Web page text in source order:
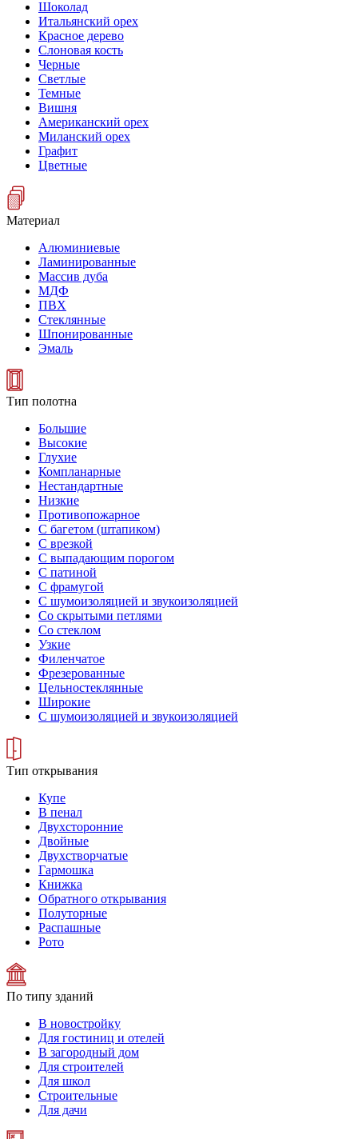
Шоколад
Итальянский орех
Красное дерево
Слоновая кость
Черные
Светлые
Темные
Вишня
Американский орех
Миланский орех
Графит
Цветные
Материал
Алюминиевые
Ламинированные
Массив дуба
МДФ
ПВХ
Стеклянные
Шпонированные
Эмаль
Тип полотна
Большие
Высокие
Глухие
Компланарные
Нестандартные
Низкие
Противопожарное
С багетом (штапиком)
С врезкой
С выпадающим порогом
С патиной
С фрамугой
С шумоизоляцией и звукоизоляцией
Со скрытыми петлями
Со стеклом
Узкие
Филенчатое
Фрезерованные
Цельностеклянные
Широкие
С шумоизоляцией и звукоизоляцией
Тип открывания
Купе
В пенал
Двухсторонние
Двойные
Двухстворчатые
Гармошка
Книжка
Обратного открывания
Полуторные
Распашные
Рото
По типу зданий
В новостройку
Для гостиниц и отелей
В загородный дом
Для строителей
Для школ
Строительные
Для дачи